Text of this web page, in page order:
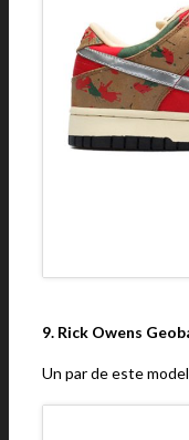
9. Rick Owens
Un par de este